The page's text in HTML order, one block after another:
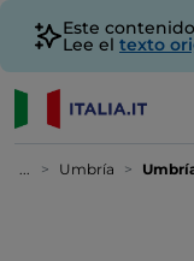
Este
Lee el texto
... Umbría Umbría